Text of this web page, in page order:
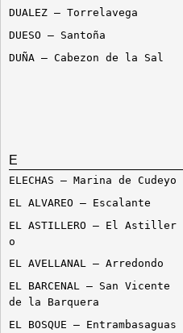
DUALEZ – Torrelavega
DUESO – Santoña
DUÑA – Cabezon de la Sal
E
ELECHAS – Marina de Cudeyo
EL ALVAREO – Escalante
EL ASTILLERO – El Astiller
o
EL AVELLANAL – Arredondo
EL BARCENAL – San Vicente
de la Barquera
EL BOSQUE – Entrambasaguas